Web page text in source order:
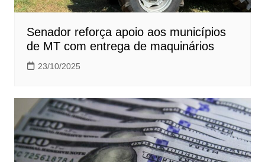
Senador reforça apoio aos municípios
de MT com entrega de maquinários
23/10/2025